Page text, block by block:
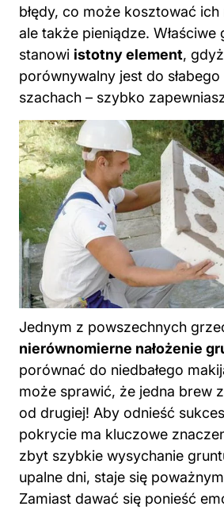
błędy, co może kosztować
ale także pieniądze. Właściwe
stanowi istotny element,
porównywalny jest do
szachach – szybko
Jednym z powszechnych
nierównomierne nałożenie
porównać do niedbałego
może sprawić, że jedna brew
od drugiej! Aby odnieść
pokrycie ma kluczowe
zbyt szybkie wysychanie
upalne dni, staje się
Zamiast dawać się ponieść